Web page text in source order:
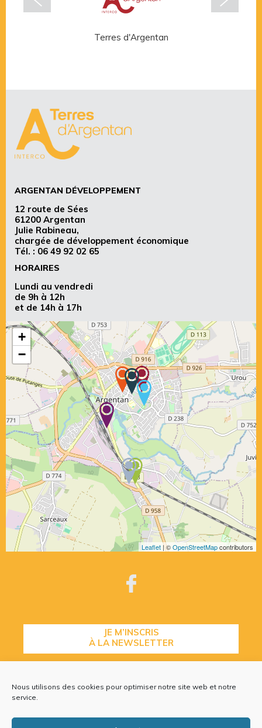
Nous utilisons des cookies pour optimiser notre site web et notre
service.
Terres d'Argentan
ARGENTAN DÉVELOPPEMENT
12 route de Sées
61200 Argentan
Julie Rabineau,
chargée de développement économique
Tél. : 06 49 92 02 65
HORAIRES
Lundi au vendredi
de 9h à 12h
et de 14h à 17h
+
−
Leaflet | ©OpenStreetMapcontributors
JE M’INSCRIS
À LA NEWSLETTER